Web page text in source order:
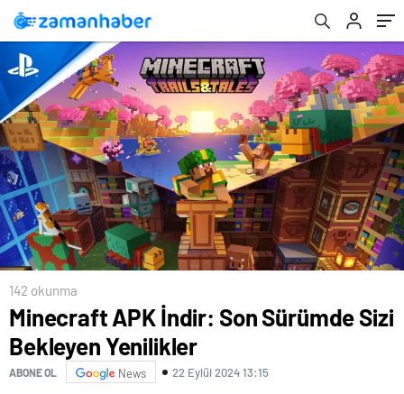
142 okunma
Minecraft APK İndir: Son Sürümde Sizi
Bekleyen Yenilikler
ABONE OL News 22 Eylül 2024 13:15